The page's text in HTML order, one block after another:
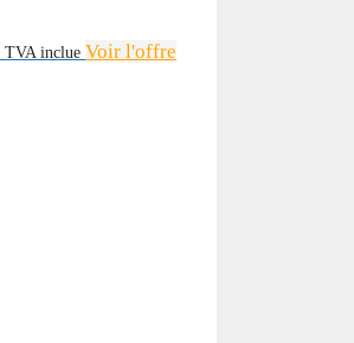
TVA inclue Voir l'offre